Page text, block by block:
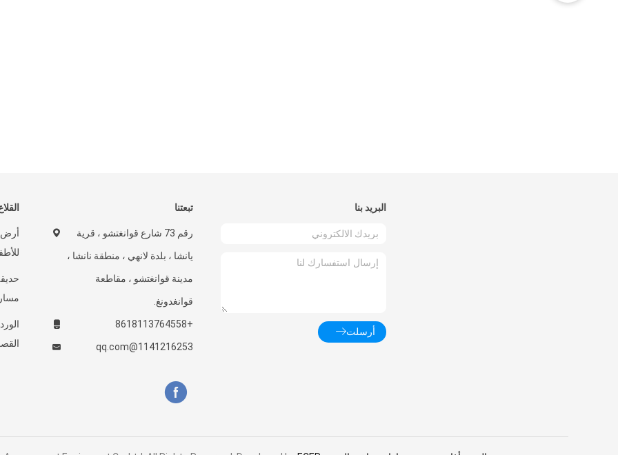
أرض
تبعتنا
رقم 73 شارع قوانغتشو ، قرية
يانشا ، بلدة لانهي ، منطقة نانشا ،
مدينة قوانغتشو ، مقاطعة
قوانغدونغ.
+8618113764558
1141216253@qq.com
البريد بنا
أرسلت